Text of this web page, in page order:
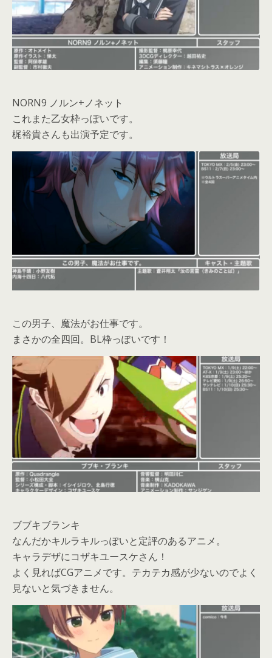
NORN9 ノルン+ノネット
これまた乙女枠っぽいです。
梶裕貴さんも出演予定です。
この男子、魔法がお仕事です。
まさかの全四回。BL枠っぽいです！
ブブキブランキ
なんだかキルラキルっぽいと定評のあるアニメ。
キャラデザにコザキユースケさん！
よく見ればCGアニメです。テカテカ感が少ないのでよく
見ないと気づきません。